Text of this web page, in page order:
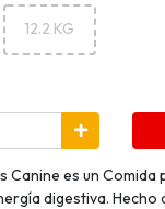
12.2 KG
Canine es un
digestiva. Hecho